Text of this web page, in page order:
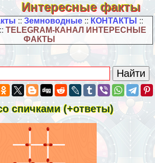
Интересные факты
:: Земноводные:: КОНТАКТЫ ::
::TELEGRAM-КАНАЛ ИНТЕРЕСНЫЕ
ФАКТЫ
спичками (+ответы)